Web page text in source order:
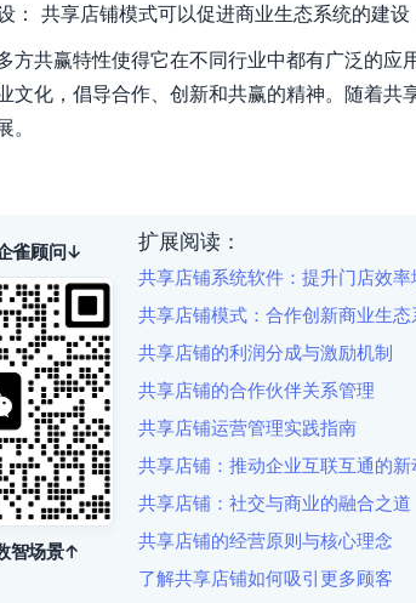
： 共享店铺模式可以促进商业生态系统的建设
方共赢特性使得它在不同行业中都有广泛的
文化，倡导合作、创新和共赢的精神。随着
雀顾问↓
智场景↑
扩展阅读：
共享店铺系统软件：提升门店效
共享店铺模式：合作创新商业生态
共享店铺的利润分成与激励机制
共享店铺的合作伙伴关系管理
共享店铺运营管理实践指南
共享店铺：推动企业互联互通的新
共享店铺：社交与商业的融合之道
共享店铺的经营原则与核心理念
了解共享店铺如何吸引更多顾客